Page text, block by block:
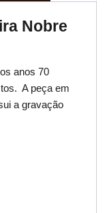
Nobre
anos 70
A peça em
a gravação